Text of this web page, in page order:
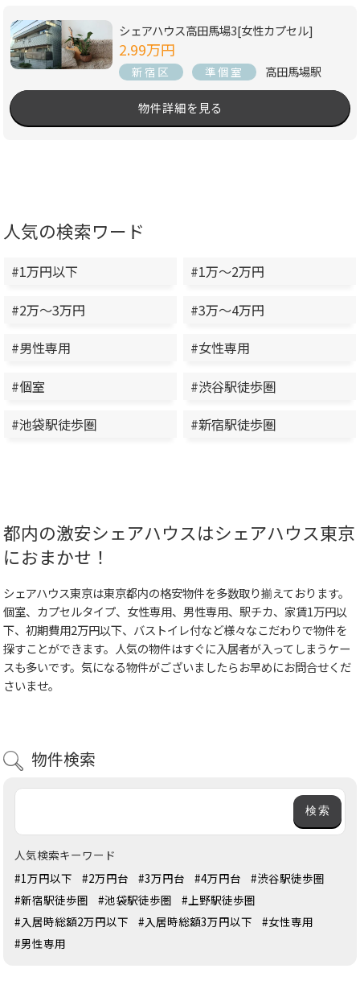
シェアハウス高田馬場3[女性カプセル]
2.99万円
新宿区 準個室 高田馬場駅
物件詳細を見る
人気の検索ワード
#1万円以下
#1万～2万円
#2万～3万円
#3万～4万円
#男性専用
#女性専用
#個室
#渋谷駅徒歩圏
#池袋駅徒歩圏
#新宿駅徒歩圏
都内の激安シェアハウスはシェアハウス東京
におまかせ！
シェアハウス東京は東京都内の格安物件を多数取り揃えております。
個室、カプセルタイプ、女性専用、男性専用、駅チカ、家賃1万円以
下、初期費用2万円以下、バストイレ付など様々なこだわりで物件を
探すことができます。人気の物件はすぐに入居者が入ってしまうケー
スも多いです。気になる物件がございましたらお早めにお問合せくだ
さいませ。
物件検索
人気検索キーワード
#1万円以下
#2万円台 #3万円台 #4万円台
#渋谷駅徒歩圏
#新宿駅徒歩圏
#池袋駅徒歩圏
#上野駅徒歩圏
#入居時総額2万円以下
#入居時総額3万円以下
#女性専用
#男性専用